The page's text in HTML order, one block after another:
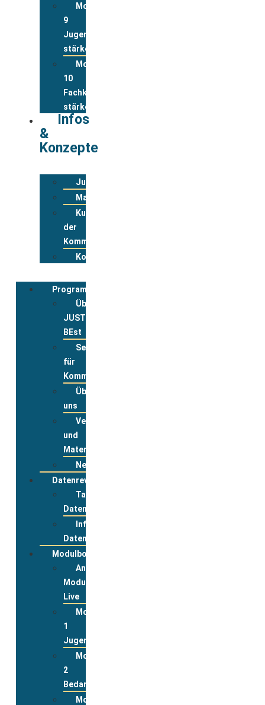
Modul
9
Jugend
stärken
Modul
10
Fachkräfte
stärken
Infos
&
Konzepte
Jugendwohnkonzepte
Materialpool
Kurzportraits
der
Kommunen
Kontakt
Programmbegleitung
Über
JUST
BEst
Service
für
Kommunen
Über
uns
Veranstaltungsanmeldung
und
Materialbestellung
Newsletter
Datenreview
Tabelle
Datenreview
Informationen
Datenreview
Modulbox
Anmeldung
Modulbox
Live
Modul
1
Jugend
Modul
2
Bedarfslagen
Modul